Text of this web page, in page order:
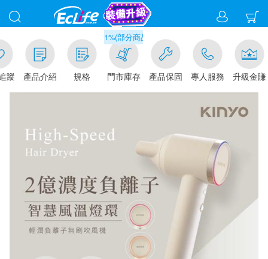
蹤 產品介紹 規格
滿千元門市取貨現折1%(部分商品不適用)-請點我看
門市庫存 產品保固 專人服務 升級金賺